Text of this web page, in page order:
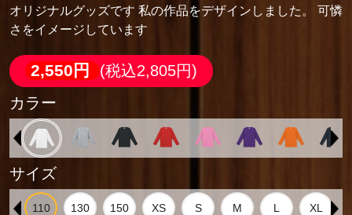
オリジナルグッズです 私の作品をデザインしました。 可憐
さをイメージしています
2,550円
(税込2,805円)
カラー
サイズ